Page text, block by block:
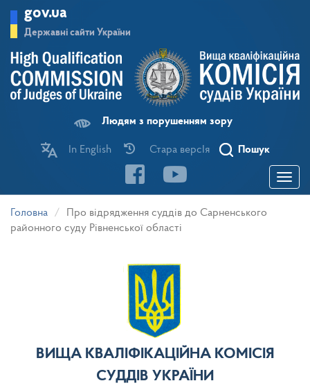
основного
матеріалу
gov.ua
Державні сайти України
Людям з порушенням зору
In English Стара версІя Пошук
Toggle
Головна
Про відрядження суддів до Сарненського
районного суду Рівненської області
ВИЩА КВАЛІФІКАЦІЙНА КОМІСІЯ
СУДДІВ УКРАЇНИ